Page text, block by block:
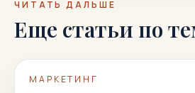
ЧИТАТЬ ДАЛЬШЕ
Еще статьи по
МАРКЕТИНГ